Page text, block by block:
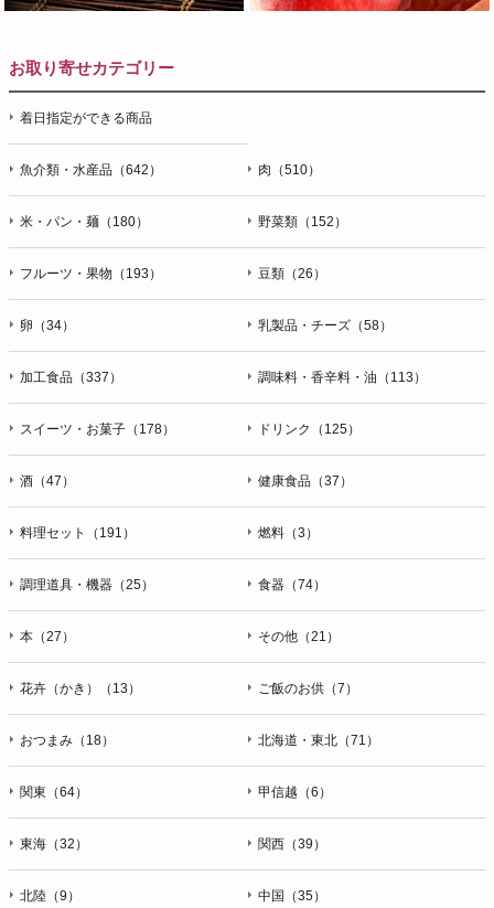
お取り寄せカテゴリー
着日指定ができる商品
魚介類・水産品（642） 肉（510）
米・パン・麺（180） 野菜類（152）
フルーツ・果物（193） 豆類（26）
卵（34） 乳製品・チーズ（58）
加工食品（337） 調味料・香辛料・油（113）
スイーツ・お菓子（178） ドリンク（125）
酒（47） 健康食品（37）
料理セット（191） 燃料（3）
調理道具・機器（25） 食器（74）
本（27） その他（21）
花卉（かき）（13） ご飯のお供（7）
おつまみ（18） 北海道・東北（71）
関東（64） 甲信越（6）
東海（32） 関西（39）
北陸（9） 中国（35）